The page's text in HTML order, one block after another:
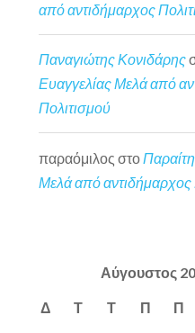
από αντιδήμαρχος
Παναγιώτης Κονιδάρης
Ευαγγελίας Μελά από
Πολιτισμού
παραόμιλος στο
Μελά από αντιδήμαρχος
Αύγουστος
Δ Τ Τ Π Π